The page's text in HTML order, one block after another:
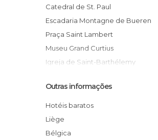
Praças em Liège
Ruas em Liège
Teatros em Liège
Catedral de St. Paul
Escadaria Montagne de Bueren
Praça Saint Lambert
Museu Grand Curtius
Igreja de Saint-Barthélemy
Cemitério Americano
Palácio dos Príncipes Bispos
Opéra Royal de Wallonie
Museu Aquário
Outras informações
Hotéis baratos
Liège
Bélgica